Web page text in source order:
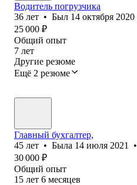
Водитель погрузчика
36 лет • Был 14 октября 2020
25 000 ₽
Общий опыт
7 лет
Другие резюме
Ещё 2 резюме
Главный бухгалтер,
45 лет • Была 14 июля 2021 •
30 000 ₽
Общий опыт
15 лет 6 месяцев